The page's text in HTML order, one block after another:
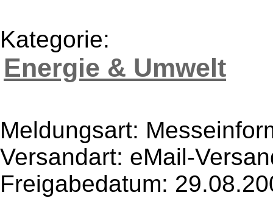
Kategorie:
Energie & Umwelt
Meldungsart:
Versandart: eMail-
Freigabedatum: